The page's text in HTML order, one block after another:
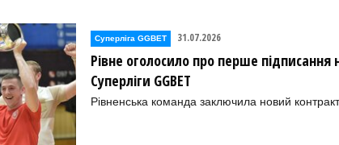
Суперліга GGBET 31.07.2026
Рівне оголосило про перше підписання
Суперліги GGBET
Рівненська команда заключила новий